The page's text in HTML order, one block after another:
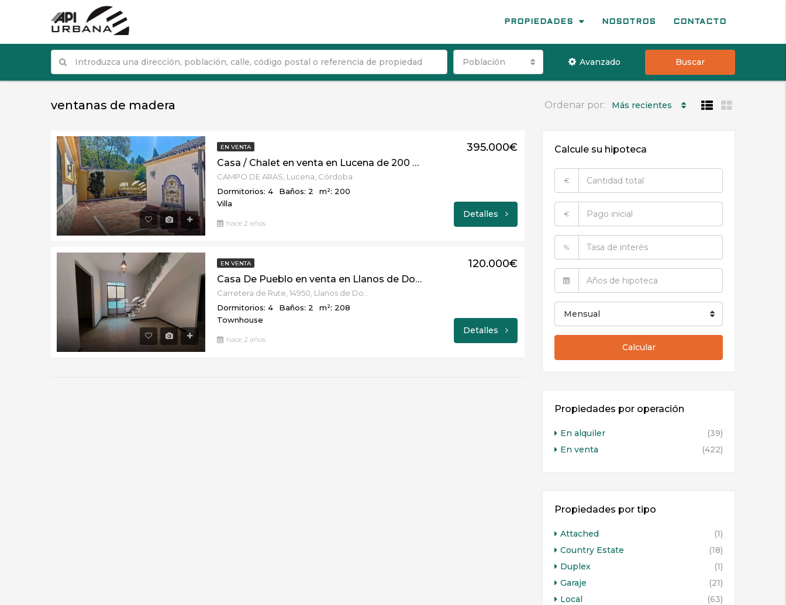
PROPIEDADES NOSOTROS CONTACTO
Población Avanzado Buscar
ventanas de madera Ordenar por: Más recientes
EN VENTA
Casa / Chalet en venta en Lucena de 200 m2 REF:4885
CAMPO DE ARAS, Lucena, Córdoba
Dormitorios: 4
Baños: 2
m²: 200
Villa
hace 2 años
395.000€
Detalles
EN VENTA
Casa De Pueblo en venta en Llanos de Don Juan de 208 m2 REF:4864
Dormitorios: 4
Baños: 2
m²: 208
Townhouse
hace 2 años
120.000€
Detalles
Calcule su hipoteca
€
€
%
Mensual
Calcular
Propiedades por operación
En alquiler
(39)
En venta
(422)
Propiedades por tipo
Attached
(1)
Country Estate
(18)
Duplex
(1)
Garaje
(21)
Local
(63)